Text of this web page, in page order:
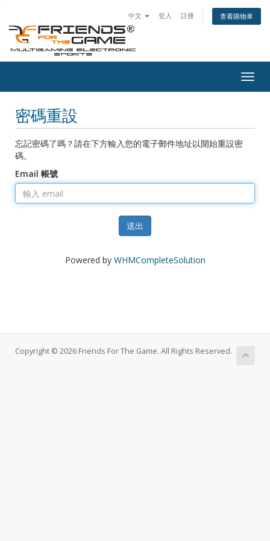
中文 登入 註冊 查看購物車
密碼重設
忘記密碼了嗎？請在下方輸入您的電子郵件地址以開始重設密
碼。
Email 帳號
送出
Powered by WHMCompleteSolution
Copyright © 2026 Friends For The Game. All Rights Reserved.